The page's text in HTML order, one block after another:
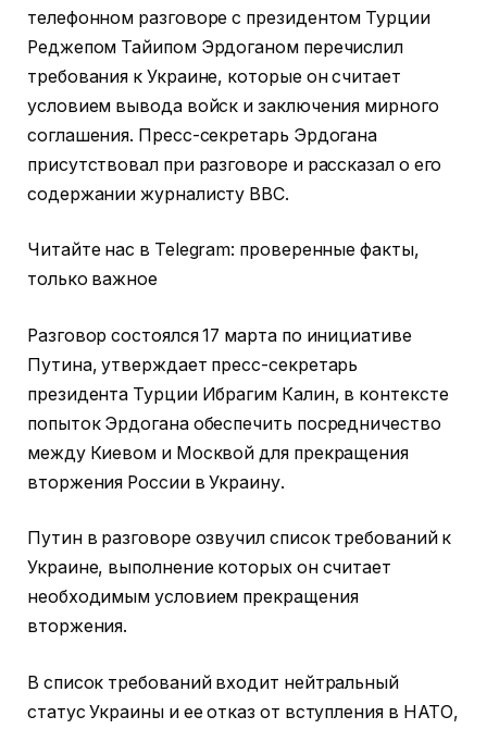
телефонном разговоре с президентом Турции
Реджепом Тайипом Эрдоганом перечислил
требования к Украине, которые он считает
условием вывода войск и заключения мирного
соглашения. Пресс-секретарь Эрдогана
присутствовал при разговоре и рассказал о его
содержании журналисту BBC.
Читайте нас в Telegram: проверенные факты,
только важное
Разговор состоялся 17 марта по инициативе
Путина, утверждает пресс-секретарь
президента Турции Ибрагим Калин, в контексте
попыток Эрдогана обеспечить посредничество
между Киевом и Москвой для прекращения
вторжения России в Украину.
Путин в разговоре озвучил список требований к
Украине, выполнение которых он считает
необходимым условием прекращения
вторжения.
В список требований входит нейтральный
статус Украины и ее отказ от вступления в НАТО,